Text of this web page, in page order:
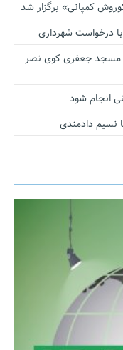
کمپانی» برگزار شد
درخواست شهرداری
مسجد جعفری کوی نصر
انجام شود
نسیم دادمندی